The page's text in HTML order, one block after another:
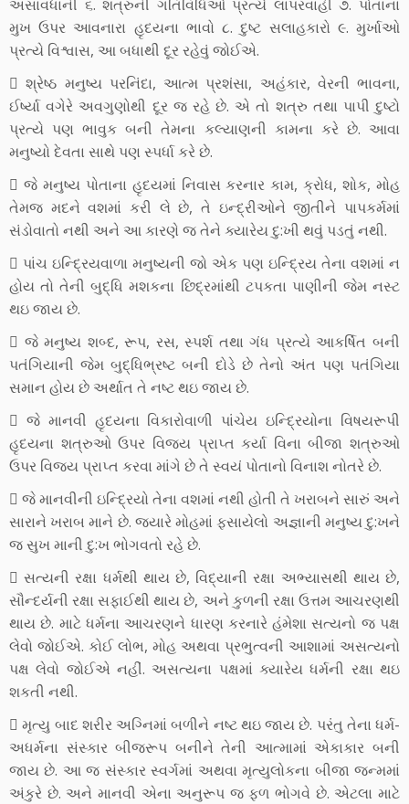
અસાવધાની ૬. શત્રુની ગતિવિધિઓ પ્રત્યે લાપરવાહી ૭. પોતાના
મુખ ઉપર આવનારા હૃદયના ભાવો ૮. દુષ્ટ સલાહકારો ૯. મુર્ખાઓ
પ્રત્યે વિશ્વાસ, આ બધાથી દૂર રહેવું જોઈએ.
 શ્રેષ્ઠ મનુષ્ય પરનિંદા, આત્મ પ્રશંસા, અહંકાર, વેરની ભાવના,
ઈર્ષ્યા વગેરે અવગુણોથી દૂર જ રહે છે. એ તો શત્રુ તથા પાપી દુષ્ટો
પ્રત્યે પણ ભાવુક બની તેમના કલ્યાણની કામના કરે છે. આવા
મનુષ્યો દેવતા સાથે પણ સ્પર્ધા કરે છે.
 જે મનુષ્ય પોતાના હૃદયમાં નિવાસ કરનાર કામ, ક્રોધ, શોક, મોહ
તેમજ મદને વશમાં કરી લે છે, તે ઇન્દ્રીઓને જીતીને પાપકર્મમાં
સંડોવાતો નથી અને આ કારણે જ તેને ક્યારેય દુ:ખી થવું પડતું નથી.
 પાંચ ઇન્દ્રિયવાળા મનુષ્યની જો એક પણ ઇન્દ્રિય તેના વશમાં ન
હોય તો તેની બુદ્ધિ મશકના છિદ્રમાંથી ટપકતા પાણીની જેમ નસ્ટ
થઇ જાય છે.
 જે મનુષ્ય શબ્દ, રૂપ, રસ, સ્પર્શ તથા ગંધ પ્રત્યે આકર્ષિત બની
પતંગિયાની જેમ બુદ્ધિભ્રષ્ટ બની દોડે છે તેનો અંત પણ પતંગિયા
સમાન હોય છે અર્થાત તે નષ્ટ થઇ જાય છે.
 જે માનવી હૃદયના વિકારોવાળી પાંચેય ઇન્દ્રિયોના વિષયરૂપી
હૃદયના શત્રુઓ ઉપર વિજય પ્રાપ્ત કર્યા વિના બીજા શત્રુઓ
ઉપર વિજય પ્રાપ્ત કરવા માંગે છે તે સ્વયં પોતાનો વિનાશ નોતરે છે.
 જે માનવીની ઇન્દ્રિયો તેના વશમાં નથી હોતી તે ખરાબને સારું અને
સારાને ખરાબ માને છે. જયારે મોહમાં ફસાયેલો અજ્ઞાની મનુષ્ય દુ:ખને
જ સુખ માની દુ:ખ ભોગવતો રહે છે.
 સત્યની રક્ષા ધર્મથી થાય છે, વિદ્યાની રક્ષા અભ્યાસથી થાય છે,
સૌન્દર્યની રક્ષા સફાઈથી થાય છે, અને કુળની રક્ષા ઉત્તમ આચરણથી
થાય છે. માટે ધર્મના આચરણને ધારણ કરનારે હંમેશા સત્યનો જ પક્ષ
લેવો જોઈએ. કોઈ લોભ, મોહ અથવા પ્રભુત્વની આશામાં અસત્યનો
પક્ષ લેવો જોઈએ નહીં. અસત્યના પક્ષમાં ક્યારેય ધર્મની રક્ષા થઇ
શકતી નથી.
 મૃત્યુ બાદ શરીર અગ્નિમાં બળીને નષ્ટ થઇ જાય છે. પરંતુ તેના ધર્મ-
અધર્મના સંસ્કાર બીજરૂપ બનીને તેની આત્મામાં એકાકાર બની
જાય છે. આ જ સંસ્કાર સ્વર્ગમાં અથવા મૃત્યુલોકના બીજા જન્મમાં
અંકુરે છે. અને માનવી એના અનુરૂપ જ ફળ ભોગવે છે. એટલા માટે